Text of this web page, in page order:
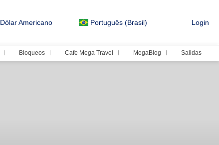
Dólar Americano Português (Brasil) Login
Bloqueos Cafe Mega Travel MegaBlog Salidas